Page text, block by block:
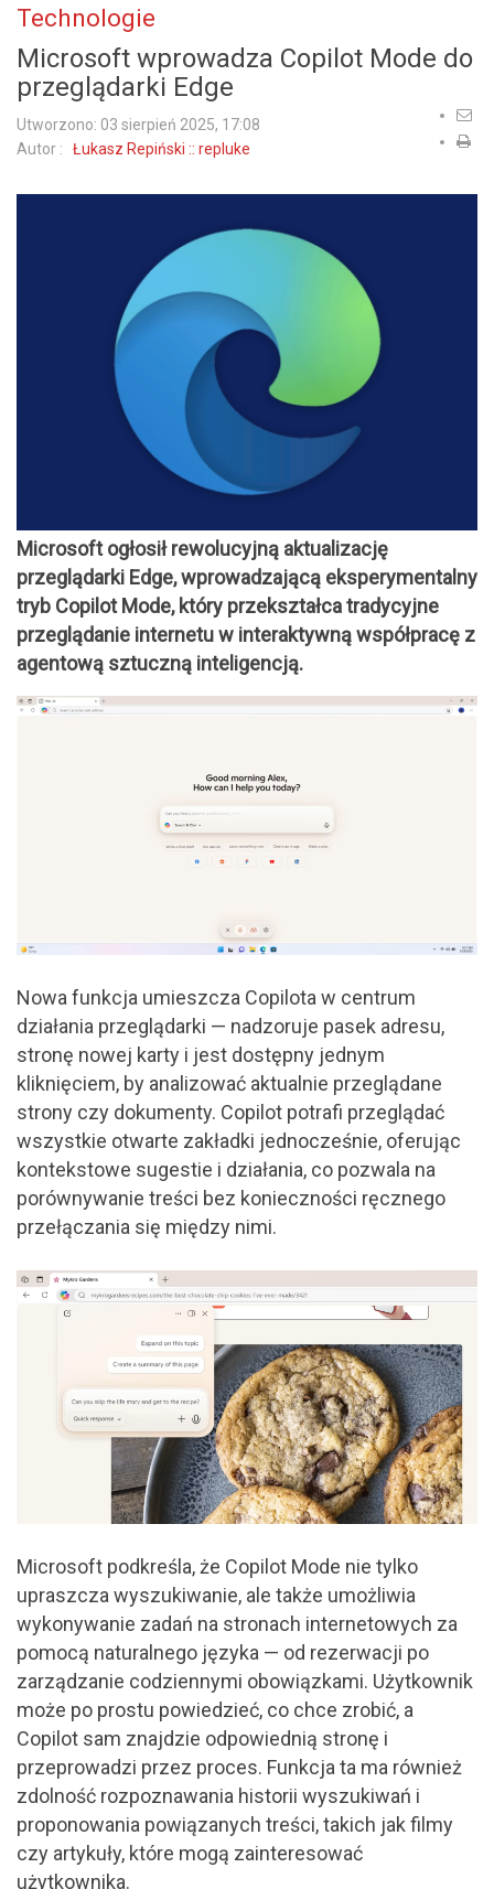
Technologie
Microsoft wprowadza Copilot Mode do
przeglądarki Edge
Utworzono: 03 sierpień 2025, 17:08
Autor : Łukasz Repiński :: repluke
Microsoft ogłosił rewolucyjną aktualizację
przeglądarki Edge, wprowadzającą eksperymentalny
tryb Copilot Mode, który przekształca tradycyjne
przeglądanie internetu w interaktywną współpracę z
agentową sztuczną inteligencją.
Nowa funkcja umieszcza Copilota w centrum
działania przeglądarki — nadzoruje pasek adresu,
stronę nowej karty i jest dostępny jednym
kliknięciem, by analizować aktualnie przeglądane
strony czy dokumenty. Copilot potrafi przeglądać
wszystkie otwarte zakładki jednocześnie, oferując
kontekstowe sugestie i działania, co pozwala na
porównywanie treści bez konieczności ręcznego
przełączania się między nimi.
Microsoft podkreśla, że Copilot Mode nie tylko
upraszcza wyszukiwanie, ale także umożliwia
wykonywanie zadań na stronach internetowych za
pomocą naturalnego języka — od rezerwacji po
zarządzanie codziennymi obowiązkami. Użytkownik
może po prostu powiedzieć, co chce zrobić, a
Copilot sam znajdzie odpowiednią stronę i
przeprowadzi przez proces. Funkcja ta ma również
zdolność rozpoznawania historii wyszukiwań i
proponowania powiązanych treści, takich jak filmy
czy artykuły, które mogą zainteresować
użytkownika.